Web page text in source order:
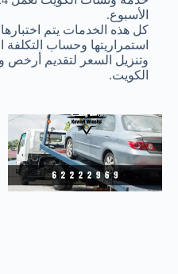
الأسبوع.
كل هذه الخدمات يتم
استمراريتها وحساب التكلفة
وتنزيل السعر لتقديم
الكويت.